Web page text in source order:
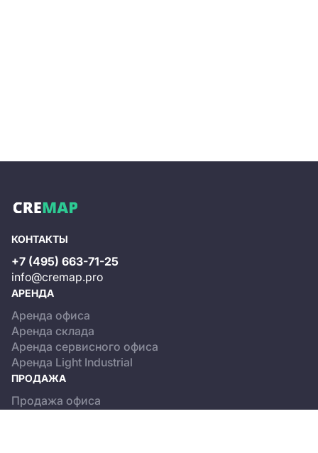
КОНТАКТЫ
+7 (495) 663-71-25
info@cremap.pro
АРЕНДА
Аренда офиса
Аренда склада
Аренда сервисного офиса
Аренда Light Industrial
ПРОДАЖА
Продажа офиса